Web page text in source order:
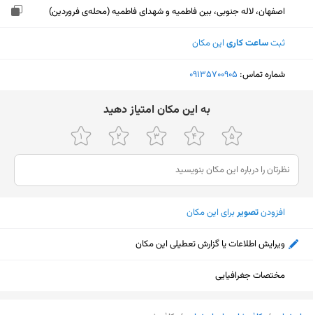
اصفهان، لاله جنوبی، بین فاطمیه و شهدای فاطمیه (محله‌ی فروردین)
ثبتساعت کاری این مکان
شماره تماس: ‎09135700905
ﺑﻪ اﯾﻦ ﻣﮑﺎن اﻣﺘﯿﺎز دﻫﯿﺪ
افزودنتصویربرای این مکان
ویرایش اطلاعات یا گزارش تعطیلی این مکان
مختصات جغرافیایی